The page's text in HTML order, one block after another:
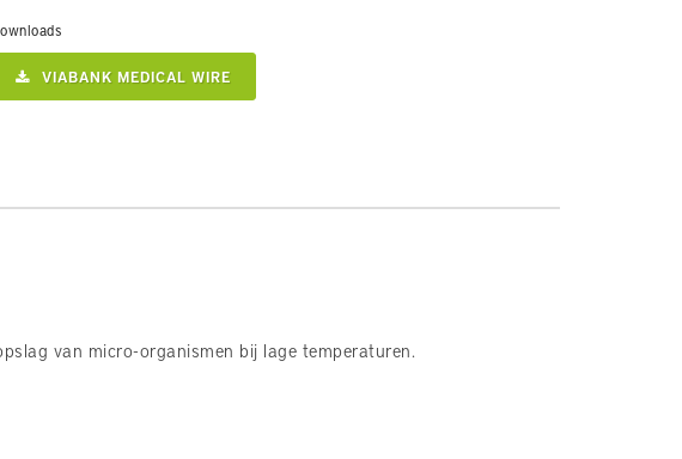
VIABANK MEDICAL WIRE
van micro-organismen bij lage temperaturen.